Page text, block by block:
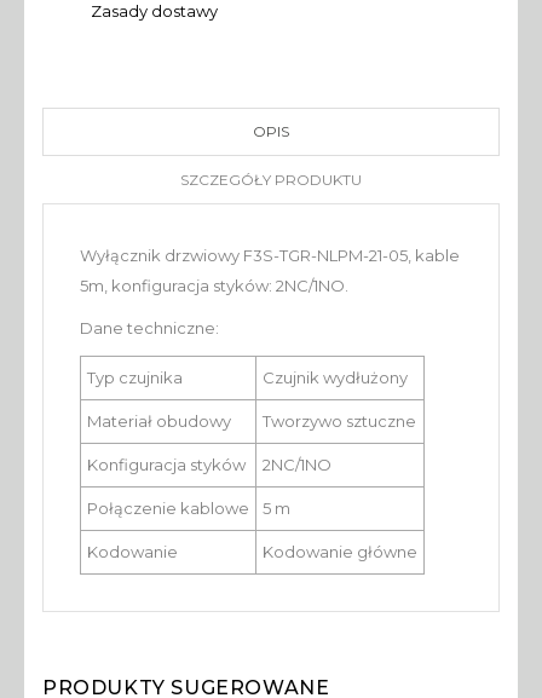
Zasady dostawy
OPIS
SZCZEGÓŁY PRODUKTU
Wyłącznik drzwiowy F3S-TGR-NLPM-21-05, kable
5m, konfiguracja styków: 2NC/1NO.
Dane techniczne:
Typ czujnika Czujnik wydłużony
Materiał obudowy Tworzywo sztuczne
Konfiguracja styków 2NC/1NO
Połączenie kablowe 5 m
Kodowanie Kodowanie główne
PRODUKTY SUGEROWANE